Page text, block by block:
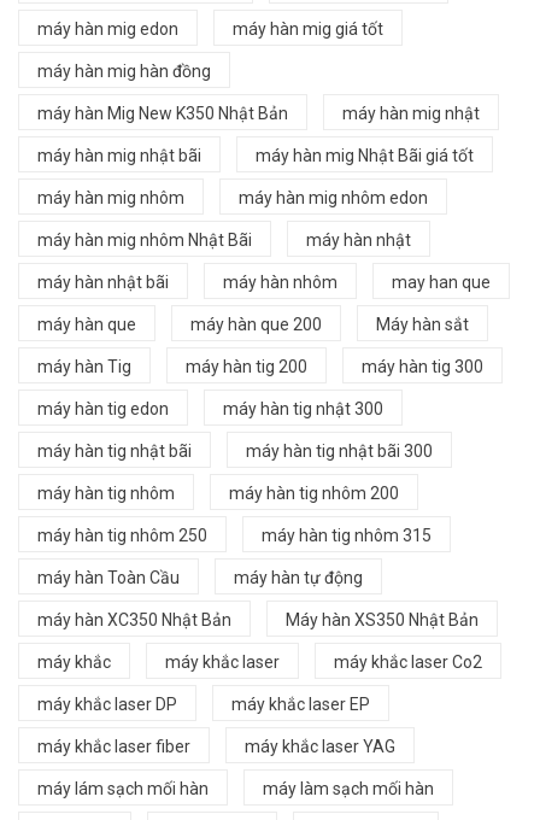
máy hàn mig edon máy hàn mig giá tốt
máy hàn mig hàn đồng
máy hàn Mig New K350 Nhật Bản máy hàn mig nhật
máy hàn mig nhật bãi máy hàn mig Nhật Bãi giá tốt
máy hàn mig nhôm máy hàn mig nhôm edon
máy hàn mig nhôm Nhật Bãi máy hàn nhật
máy hàn nhật bãi máy hàn nhôm may han que
máy hàn que máy hàn que 200 Máy hàn sắt
máy hàn Tig máy hàn tig 200 máy hàn tig 300
máy hàn tig edon máy hàn tig nhật 300
máy hàn tig nhật bãi máy hàn tig nhật bãi 300
máy hàn tig nhôm máy hàn tig nhôm 200
máy hàn tig nhôm 250 máy hàn tig nhôm 315
máy hàn Toàn Cầu máy hàn tự động
máy hàn XC350 Nhật Bản Máy hàn XS350 Nhật Bản
máy khắc máy khắc laser máy khắc laser Co2
máy khắc laser DP máy khắc laser EP
máy khắc laser fiber máy khắc laser YAG
máy lám sạch mối hàn máy làm sạch mối hàn